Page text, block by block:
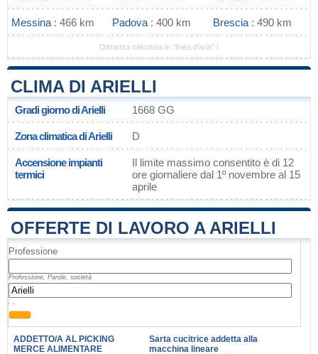
Messina : 466 km Padova : 400 km Brescia : 490 km
Distanza calcolata in "linea d'aria" !
CLIMA DI ARIELLI
Gradi giorno di Arielli 1668 GG
Zona climatica di Arielli D
Accensione impianti
termici
Il limite massimo consentito è di 12
ore giornaliere dal 1º novembre al 15
aprile
OFFERTE DI LAVORO A ARIELLI
Professione
Professione, Parole, società
, ,
ADDETTO/A AL PICKING
MERCE ALIMENTARE
Sarta cucitrice addetta alla
macchina lineare